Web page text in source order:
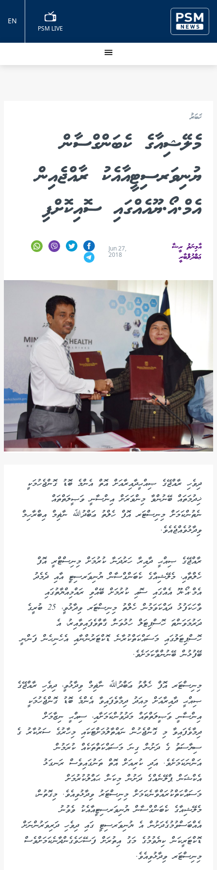
PSM LIVE
EN
ޚަބަރު
މެލޭޝިއާގެ ކެބަންގްސާން
ޔުނިވަރސިޓީއާއެކު ރާއްޖެއިން
އެމް.އޯ.ޔޫއެއްގައި ސޮއިކޮށްފި
އާމިނަތު ރީޝާ
ޢަބްދުލްބާރީ
Jun 27,
2018
ދިވެހި ރާއްޖޭގެ ޞިއްޙީދާއިރާއަށް އޮތް އެންމެ ބޮޑު ގޮންޖެހުމަކީ
ޚިދުމަތައް ބޭނުންވާ މިންވަރަށް އިންސާނީ ވަޞީލަތްތައް
ނެތުންކަމަށް މިނިސްޓަރ އޮފް ހެލްތު ޢަބްދުﷲ ނާޡިމް އިބްރާހިމް
ވިދާޅުވެއްޖެއެވެ.
ރާއްޖޭގެ ޞިއްޙީ ދާއިރާ ހަރުދަނާ ކުރުމަށް މިނިސްޓްރީ އޮފް
ހެލްތާއި، މެލޭޝިއާގެ ކެބަންގްސާން ޔުނިވަރސިޓީ އާއި ދެމެދު
އެމް.އޯ.ޔޫ އެއްގައި ސޮއި ކުރުމަށް ބޭއްވި ރައްމިއްޔާތުގައި
ވާހަކަފުޅު ދައްކަވަމުން ހެލްތު މިނިސްޓަރ ވިދާޅުވީ، 25 ބުރީގެ
ދަރުމަވަންތަ ހޮސްޕިޓަލް ހުޅުވަން ގާތްވެފައިވާއިރު، އެ
ހޮސްޕިޓަލުގައި މަސައްކަތްކުރާނެ ޑޮކްޓަރުންނާއި އެހެނިހެން ފަންނީ
ބޭފުޅުން ބޭނުންވާކަމަށެވެ.
މިނިސްޓަރ އޮފް ހެލްތު ޢަބްދުﷲ ނާޡިމް ވިދާޅުވީ، ދިވެހި ރާއްޖޭގެ
ޞިއްޙީ ދާއިރާއަށް މިއަދު ދިމާވެފައިވާ އެންމެ ބޮޑު ގޮންޖެހުމަކީ
އިންސާނީ ވަޞީލަތްތައް މަދުވުންކަމަށާއި، ސިއްޙީ ނިޒާމަށް
ދިމާވެފައިވާ މި ގޮންޖެހުން ނައްތާލުމަށްޓަކައި މިހާރުގެ ސަރުކާރު ގެ
ސިޔާސަތު ގެ ދަށުން ގިނަ މަސައްކަތްތަކެއް ކުރަމުން
އަންނަކަމަށެވެ. އަދި ކުރިއަށް އޮތް ތަނުގައިވެސް ރަނގަޅު
އެކްޝަން ޕްލޭނެއްގެ ދަށުން މިކަން ޙައްލުކުރުމަށް
މަސައްކަތްކުރައްވާނެކަމަށް މިނިސްޓަރު ވިދާޅުވިއެވެ. މިގޮތުން،
މެލޭޝިއާގެ ކެބަންގްސާން ޔުނިވަރސިޓީއާއެކު ވެވުނު
އެއްބަސްވުމުގެދަށުން އެ ޔުނިވަރސިޓީ ގައި ދިވެހި ދަރިވަރުންނަށް
ޑޮކްޓަރީކަން ކިޔެވުމުގެ މަގު އިތުރަށް ފަސޭހަވެގެންދާނެކަމަށްވެސް
މިނިސްޓަރ ވިދާޅުވިއެވެ.